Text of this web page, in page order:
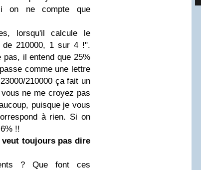
on ne compte que
lorsqu'il calcule le
210000, 1 sur 4 !".
il entend que 25%
comme une lettre
210000 ça fait un
ne me croyez pas
puisque je vous
à rien. Si on
!!
veut toujours pas dire
? Que font ces